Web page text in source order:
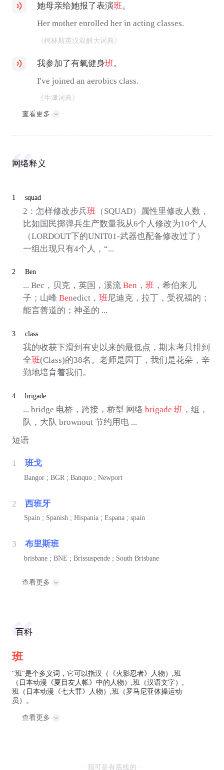
她母亲给她报了表演班。
Her mother enrolled her in acting classes.
《柯林斯英汉双解大词典》
我参加了有氧健身班。
I've joined an aerobics class.
《牛津词典》
查看更多
网络释义
1 squad
2：怎样修改步兵班 （SQUAD）属性里修改人数，
比如国民掷弹兵生产数量我从6个人修改为10个人
（LORDOUT下的UNIT01-武器也配备修改过了）
一组出现只有4个人，“...
2 Ben
... Bec，贝克，英国，溪流 Ben ， 班，希伯来儿
子；山峰 Benedict， 班尼迪克，拉丁，受祝福的；
能言善道的；神圣的 ...
3 class
我的收获下滑到有史以来的最低点，期末考只排到
全班(Class)的38名。老师是园丁，我们是花朵，辛
勤地培育着我们。
4 brigade
... bridge 电桥，跨接，桥型 网络 brigade 班，组，
队，大队 brownout 节约用电 ...
短语
1 班戈
Bangor ; BGR ; Banquo ; Newport
2 西班牙
Spain ; Spanish ; Hispania ; Espana ; spain
3 布里斯班
brisbane ; BNE ; Brissuspende ; South Brisbane
查看更多
百科
班
"班"是个多义词，它可以指汉（《火影忍者》人物）,班
（日本动漫《夏目友人帐》中的人物）,班（汉语文字）,
班（日本动漫《七大罪》人物）,班（罗马尼亚体操运动
员）。
查看更多
· 我可是有底线的 ·